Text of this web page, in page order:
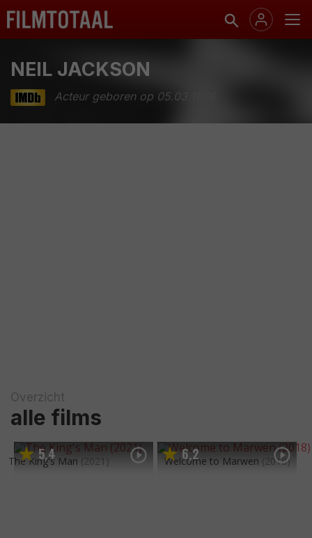
NEIL JACKSON
Acteur geboren op 05.03.1976
Overzicht
alle films
5,4
The King's Man (2021) 6,2
Welcome to Marwen (2018)